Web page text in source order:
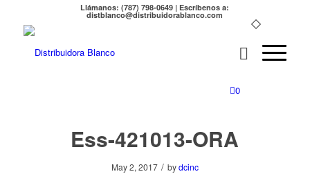
Llámanos: (787) 798-0649 | Escríbenos a:
distblanco@distribuidorablanco.com
0
Ess-421013-ORA
May 2, 2017 / bydcinc